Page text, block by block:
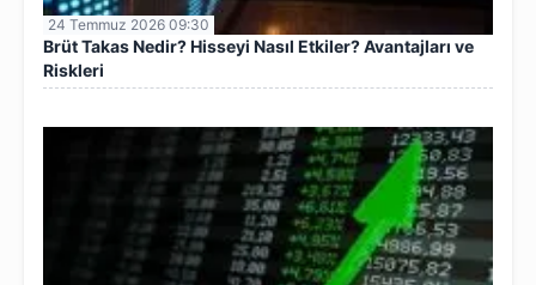
24 Temmuz 2026 09:30
Brüt Takas Nedir? Hisseyi Nasıl Etkiler? Avantajları ve
Riskleri